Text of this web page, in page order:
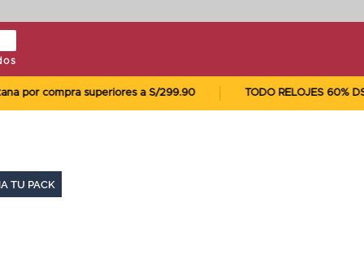
compra superiores a S/299.90 TODO RELOJES 60% DSCTO
TU PACK